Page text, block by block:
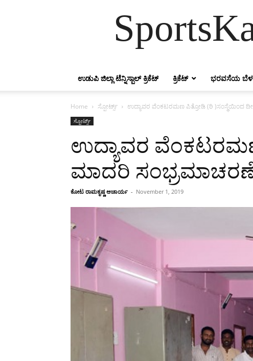
ಉಡುಪಿ ಜಿಲ್ಲಾ ಟೆನ್ನಿಸ್ಬಾಲ್ ಕ್ರಿಕೆಟ್ ಕ್ರಿಕೆಟ್ ಭರವಸೆಯ
Home ಸ್ಪೋರ್ಟ್ಸ್ ಉದ್ಯಾವರ ವೆಂಕಟರಮಣ ಪಿತ್ರೋಡಿ (ರಿ )ಸಂಸ್ಥೆಯಿಂದ
ಸ್ಪೋರ್ಟ್ಸ್
ಉದ್ಯಾವರ
ಮಾದರಿ
ಕೋಟ ರಾಮಕೃಷ್ಣ ಆಚಾರ್ಯ - November 1, 2019